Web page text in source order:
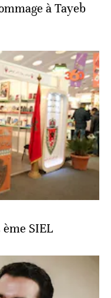
à Tayeb
SIEL